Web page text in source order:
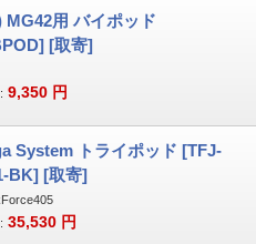
用 バイポッド
[取寄]
9,350 円
System トライポッド [TFJ-
BK] [取寄]
35,530 円